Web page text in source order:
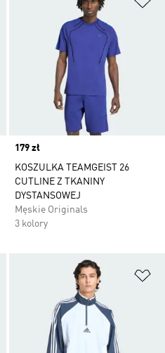
Price
179 zł
KOSZULKA TEAMGEIST 26
CUTLINE Z TKANINY
DYSTANSOWEJ
Męskie Originals
3 kolory
Dodaj do listy życzeń